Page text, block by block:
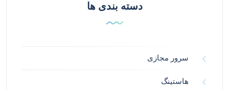
دسته بندی ها
سرور مجازی
هاستینگ